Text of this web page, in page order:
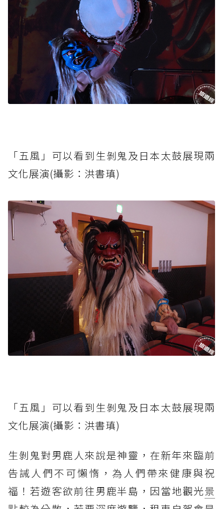
「五風」可以看到生剝鬼及日本太鼓展現兩
文化展演(攝影：洪書瑱)
「五風」可以看到生剝鬼及日本太鼓展現兩
文化展演(攝影：洪書瑱)
生剝鬼對男鹿人來說是神靈，在新年來臨前
告誡人們不可懶惰，為人們帶來健康與祝
福！若遊客欲前往男鹿半島，因當地觀光景